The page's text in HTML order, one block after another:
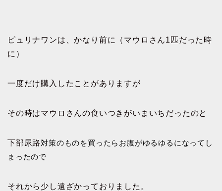
ピュリナワンは、かなり前に（マウロさん1匹だった時
に）
一度だけ購入したことがありますが
その時はマウロさんの食いつきがいまいちだったのと
下部尿路対策のものを買ったらお腹がゆるゆるになってし
まったので
それから少し遠ざかっておりました。